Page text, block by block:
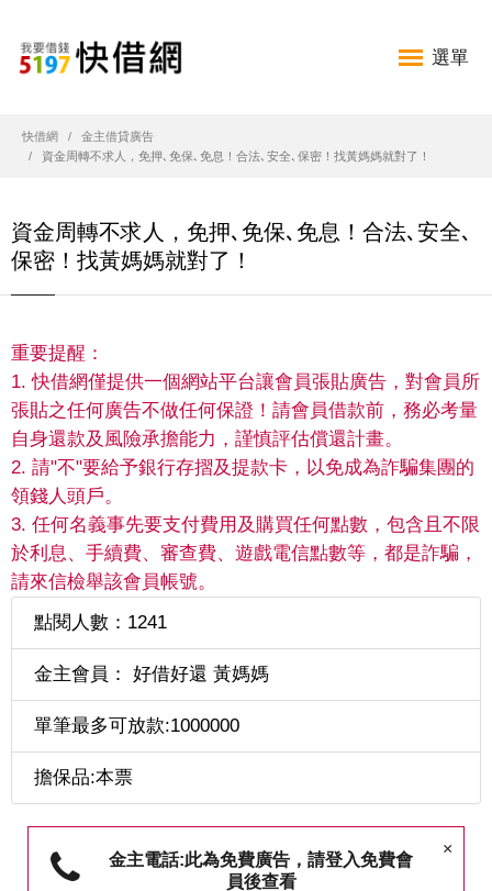
選單
快借網
金主借貸廣告
資金周轉不求人，免押､免保､免息！合法､安全､保密！找黃媽媽就對了！
資金周轉不求人，免押､免保､免息！合法､安全､
保密！找黃媽媽就對了！
重要提醒：
1. 快借網僅提供一個網站平台讓會員張貼廣告，對會員所
張貼之任何廣告不做任何保證！請會員借款前，務必考量
自身還款及風險承擔能力，謹慎評估償還計畫。
2. 請"不"要給予銀行存摺及提款卡，以免成為詐騙集團的
領錢人頭戶。
3. 任何名義事先要支付費用及購買任何點數，包含且不限
於利息、手續費、審查費、遊戲電信點數等，都是詐騙，
請來信檢舉該會員帳號。
點閱人數：1241
金主會員： 好借好還 黃媽媽
單筆最多可放款:1000000
擔保品:本票
×
金主電話:此為免費廣告，請登入免費會
員後查看